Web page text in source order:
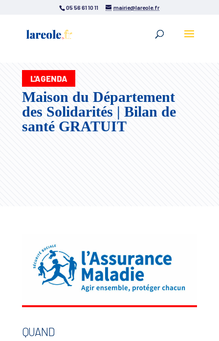
05 56 61 10 11 mairie@lareole.fr
L'AGENDA
Maison du Département
des Solidarités | Bilan de
santé GRATUIT
QUAND